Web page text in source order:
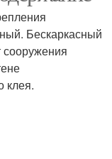
Бескаркасный
сооружения
клея.